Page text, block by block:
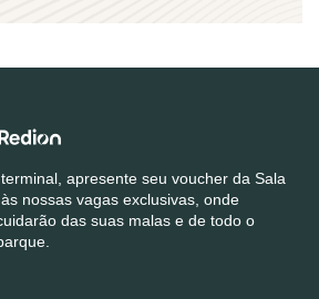
apresente seu voucher da Sala
nossas vagas exclusivas, onde
das suas malas e de todo o